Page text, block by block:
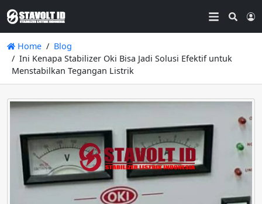
Home
Blog
Ini Kenapa Stabilizer Oki Bisa Jadi Solusi Efektif untuk
Menstabilkan Tegangan Listrik